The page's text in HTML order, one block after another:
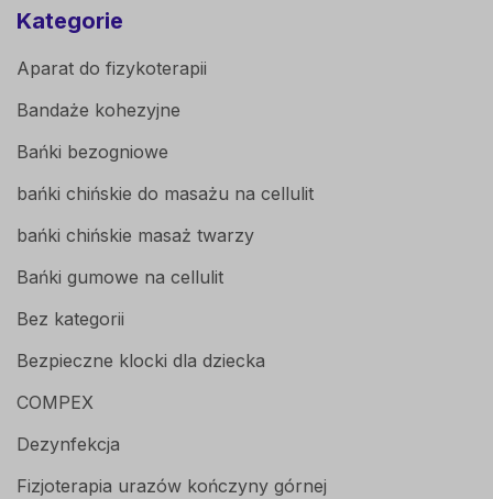
Kategorie
Aparat do fizykoterapii
Bandaże kohezyjne
Bańki bezogniowe
bańki chińskie do masażu na cellulit
bańki chińskie masaż twarzy
Bańki gumowe na cellulit
Bez kategorii
Bezpieczne klocki dla dziecka
COMPEX
Dezynfekcja
Fizjoterapia urazów kończyny górnej